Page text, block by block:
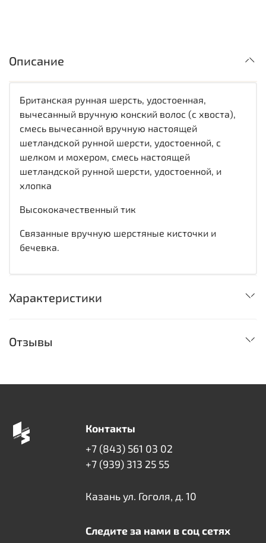
Описание
Британская рунная шерсть, удостоенная,
вычесанный вручную конский волос (с хвоста),
смесь вычесанной вручную настоящей
шетландской рунной шерсти, удостоенной, с
шелком и мохером, смесь настоящей
шетландской рунной шерсти, удостоенной, и
хлопка
Высококачественный тик
Связанные вручную шерстяные кисточки и
бечевка.
Характеристики
Отзывы
Контакты
+7 (843) 561 03 02
+7 (939) 313 25 55
Казань ул. Гоголя, д. 10
Следите за нами в соц сетях